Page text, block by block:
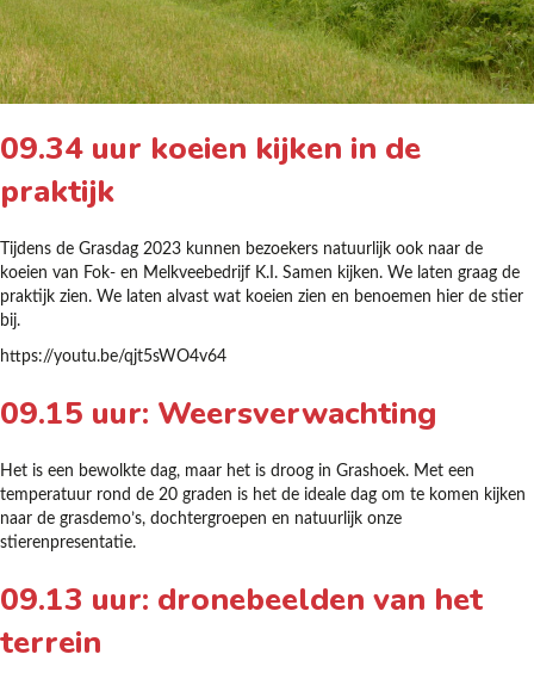
09.34 uur koeien kijken in de
praktijk
Tijdens de Grasdag 2023 kunnen bezoekers natuurlijk ook naar de
koeien van Fok- en Melkveebedrijf K.I. Samen kijken. We laten graag de
praktijk zien. We laten alvast wat koeien zien en benoemen hier de stier
bij.
https://youtu.be/qjt5sWO4v64
09.15 uur: Weersverwachting
Het is een bewolkte dag, maar het is droog in Grashoek. Met een
temperatuur rond de 20 graden is het de ideale dag om te komen kijken
naar de grasdemo’s, dochtergroepen en natuurlijk onze
stierenpresentatie.
09.13 uur: dronebeelden van het
terrein